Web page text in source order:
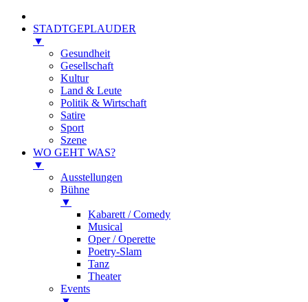
STADTGEPLAUDER
▼
Gesundheit
Gesellschaft
Kultur
Land & Leute
Politik & Wirtschaft
Satire
Sport
Szene
WO GEHT WAS?
▼
Ausstellungen
Bühne
▼
Kabarett / Comedy
Musical
Oper / Operette
Poetry-Slam
Tanz
Theater
Events